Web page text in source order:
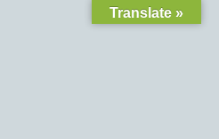
Translate »